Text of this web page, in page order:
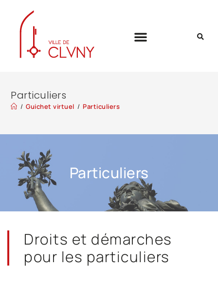
Particuliers
/ Guichet virtuel / Particuliers
Particuliers
Droits et démarches
pour les particuliers